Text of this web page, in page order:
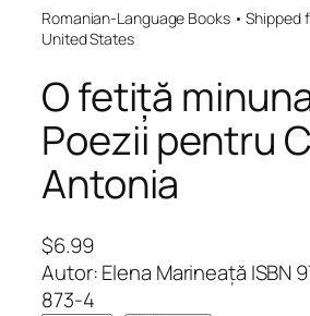
Romanian-Language Books • Shipped
United States
O fetiță
Poezii pentru
Antonia
$6.99
Autor: Elena Marineață ISBN
873-4